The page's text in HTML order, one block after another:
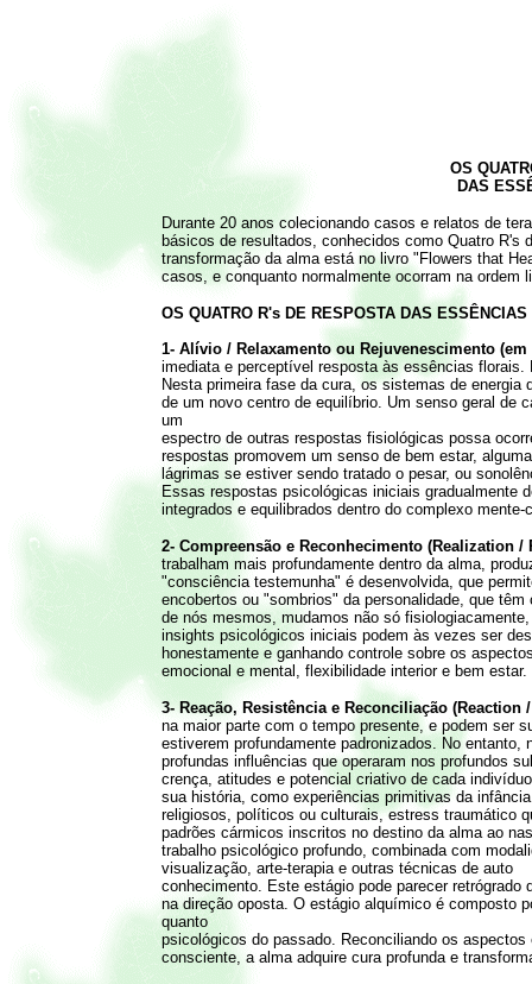
OS
DAS
Durante 20 anos colecionando casos e relatos de
básicos de resultados, conhecidos como Quatro R's
transformação da alma está no livro "Flowers that
casos, e conquanto normalmente ocorram na ordem
OS QUATRO R's DE RESPOSTA DAS ESSÊNCIAS
1- Alívio / Relaxamento ou Rejuvenescimento
imediata e perceptível resposta às essências
Nesta primeira fase da cura, os sistemas de
de um novo centro de equilíbrio. Um senso geral de
um
espectro de outras respostas fisiológicas possa
respostas promovem um senso de bem estar,
lágrimas se estiver sendo tratado o pesar, ou
Essas respostas psicológicas iniciais gradualmente
integrados e equilibrados dentro do complexo mente-
2- Compreensão e Reconhecimento (Realization /
trabalham mais profundamente dentro da alma,
"consciência testemunha" é desenvolvida, que
encobertos ou "sombrios" da personalidade, que
de nós mesmos, mudamos não só
insights psicológicos iniciais podem às vezes ser
honestamente e ganhando controle sobre os
emocional e mental, flexibilidade interior e bem estar.
3- Reação, Resistência e Reconciliação
na maior parte com o tempo presente, e podem ser
estiverem profundamente padronizados. No
profundas influências que operaram nos profundos
crença, atitudes e potencial criativo de cada
sua história, como experiências primitivas da
religiosos, políticos ou culturais, estress traumático
padrões cármicos inscritos no destino da alma ao
trabalho psicológico profundo, combinada com
visualização, arte-terapia e outras técnicas de auto
conhecimento. Este estágio pode parecer
na direção oposta. O estágio alquímico é composto
quanto
psicológicos do passado. Reconciliando os
consciente, a alma adquire cura profunda e